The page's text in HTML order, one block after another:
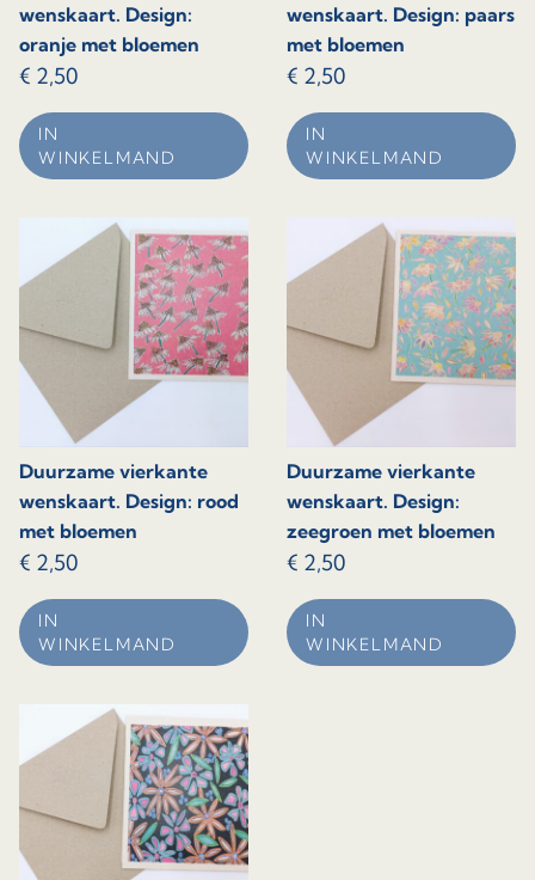
wenskaart. Design:
oranje met bloemen
€ 2,50
IN
WINKELMAND
wenskaart. Design: paars
met bloemen
€ 2,50
IN
WINKELMAND
Duurzame vierkante
wenskaart. Design: rood
met bloemen
€ 2,50
IN
WINKELMAND
Duurzame vierkante
wenskaart. Design:
zeegroen met bloemen
€ 2,50
IN
WINKELMAND